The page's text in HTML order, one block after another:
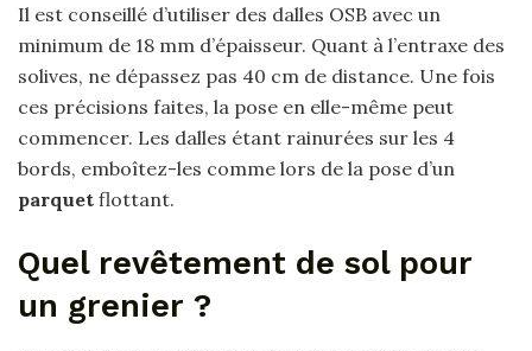
Il est conseillé d’utiliser des dalles OSB avec un
minimum de 18 mm d’épaisseur. Quant à l’entraxe des
solives, ne dépassez pas 40 cm de distance. Une fois
ces précisions faites, la pose en elle-même peut
commencer. Les dalles étant rainurées sur les 4
bords, emboîtez-les comme lors de la pose d’un
parquet flottant.
Quel revêtement de sol pour
un grenier ?